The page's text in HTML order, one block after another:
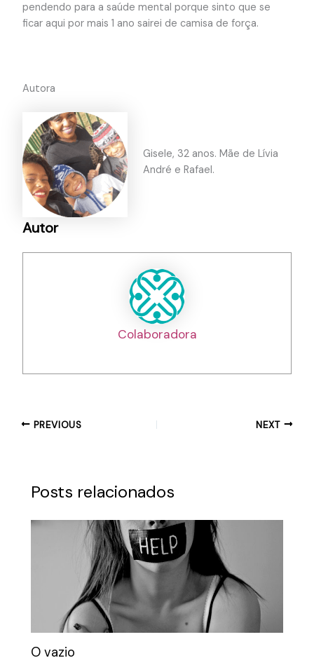
pendendo para a saúde mental porque sinto que se
ficar aqui por mais 1 ano sairei de camisa de força.
Autora
Gisele, 32 anos. Mãe de Lívia
André e Rafael.
Autor
Colaboradora
PREVIOUS NEXT
Posts relacionados
O vazio